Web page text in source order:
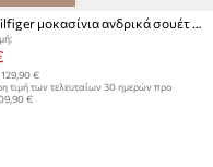
Tommy Hilfiger μοκασίνια ανδρικά σουέτ MODERN LIGHT SUEDE LOAFER
129,90 €
τιμή των τελευταίων 30 ημερών προ
€